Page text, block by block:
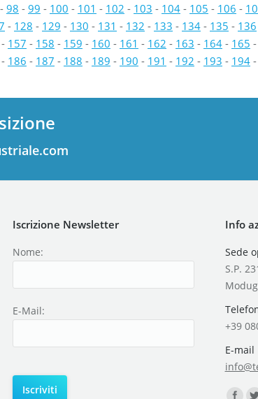
- 98 - 99 - 100 - 101 - 102 - 103 - 104 - 105 - 106 -
- 128 - 129 - 130 - 131 - 132 - 133 - 134 - 135 - 136
- 157 - 158 - 159 - 160 - 161 - 162 - 163 - 164 - 165 -
- 186 - 187 - 188 - 189 - 190 - 191 - 192 - 193 - 194 -
Iscrizione Newsletter
Nome:
E-Mail:
Info
Sede
S.P.
+39
E-mail
Find